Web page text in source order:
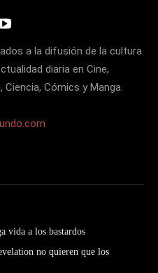
a la difusión de la cultura
diaria en Cine,
Ciencia, Cómics y Manga.
vida a los bastardos
no quieren que los